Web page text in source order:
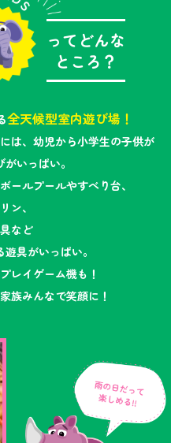
ってどんな
ところ？
全天候型室内遊び場！
は、幼児から小学生の子供が
いっぱい。
ールプールやすべり台、
ン、
など
具がいっぱい。
レイゲーム機も！
族みんなで笑顔に！